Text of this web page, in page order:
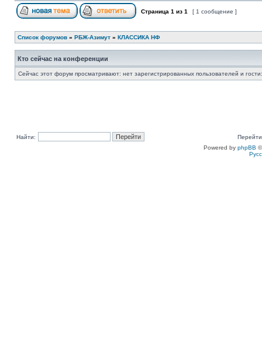
Страница 1 из 1 [ 1 сообщение ]
Список форумов » РБЖ-Азимут » КЛАССИКА НФ
Кто сейчас на конференции
Сейчас этот форум просматривают: нет зарегистрированных пользователей и
Найти:
Powered by phpBB